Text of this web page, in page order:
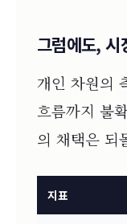
그럼에도, 시
개인 차원의
흐름까지 불
의 채택은 되
지표